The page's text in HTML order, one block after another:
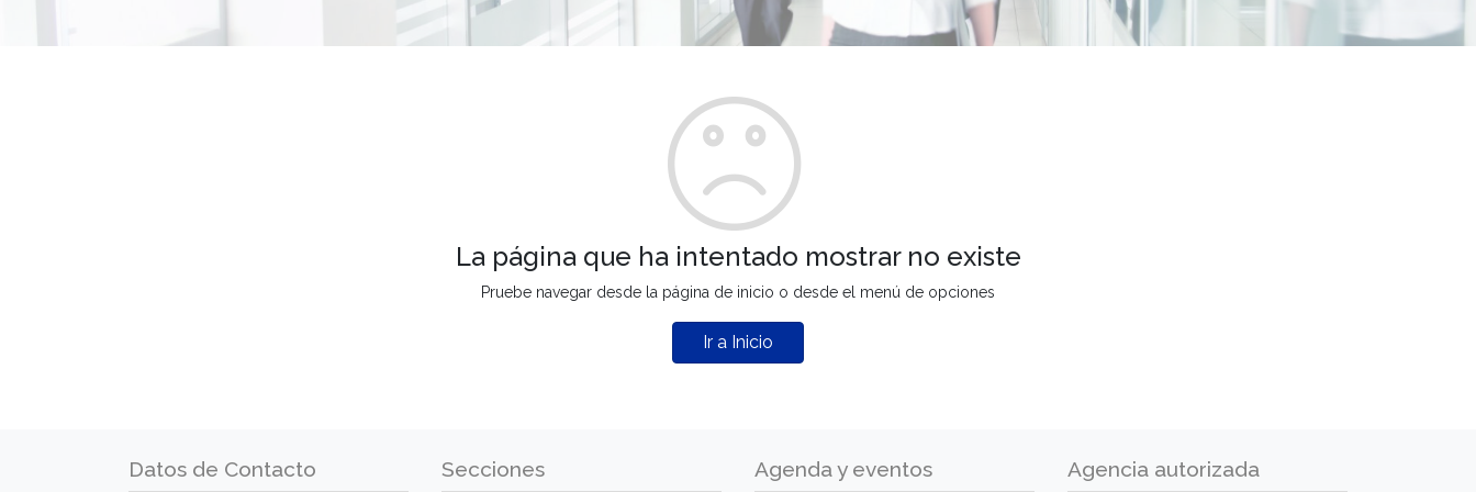
La página que ha intentado mostrar no existe
Pruebe navegar desde la página de inicio o desde el menú de opciones
Ir a Inicio
Datos de Contacto Secciones Agenda y eventos Agencia autorizada